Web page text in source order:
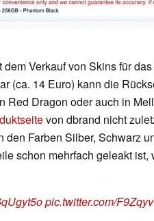
dem Verkauf von Skins für
(ca. 14 Euro) kann die
Red Dragon oder auch in
von dbrand nicht
den Farben Silber, Schwarz
schon mehrfach geleakt
pic.twitter.com/